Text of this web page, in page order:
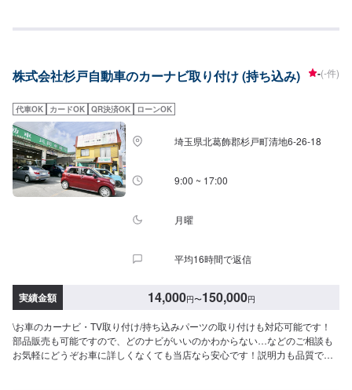
おります。ご不明点はどうぞご遠慮なくお尋ねください。\パーツ持ち込みに
い。場合によっては対応できかねることもございますので、あらかじめご了
ご希望の方はお気軽にお申し付けください。※燃料代はお客さま負担となりま
す。\営業時間・定休日/営業時間：8:45～18:00定休日：日曜日
株式会社杉戸自動車のカーナビ取り付け (持ち込み) -(-件)
代車OK カードOK QR決済OK ローンOK
埼玉県北葛飾郡杉戸町清地6-26-18
9:00 ~ 17:00
月曜
平均16時間で返信
実績金額 14,000円〜150,000円
\お車のカーナビ・TV取り付け/持ち込みパーツの取り付けも対応可能です！
部品販売も可能ですので、どのナビがいいのかわからない…などのご相談も
お気軽にどうぞお車に詳しくなくても当店なら安心です！説明力も品質で